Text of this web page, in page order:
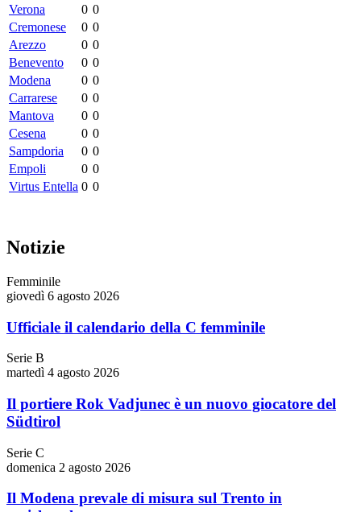
Verona
0 0
Cremonese
0 0
Arezzo
0 0
Benevento
0 0
Modena
0 0
Carrarese
0 0
Mantova
0 0
Cesena
0 0
Sampdoria
0 0
Empoli
0 0
Virtus Entella 0 0
Notizie
Femminile
giovedì 6 agosto 2026
Ufficiale il calendario della C femminile
Serie B
martedì 4 agosto 2026
Il portiere Rok Vadjunec è un nuovo giocatore del
Südtirol
Serie C
domenica 2 agosto 2026
Il Modena prevale di misura sul Trento in